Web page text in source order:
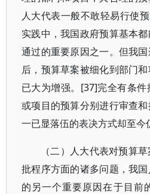
人大代表一般不敢轻易行使
实践中，我国政府预算基本
通过的重要原因之一。但我
后，预算草案被细化到部门
已大为增强。[37]完全有条
或项目的预算分别进行审查
一已显落伍的表决方式却至今
（二）人大代表对预算
批程序方面的诸多问题，我
的另一个重要原因在于目前